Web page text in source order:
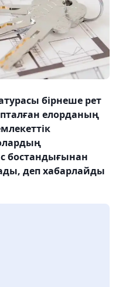
бірнеше рет
елорданың
бостандығынан
деп хабарлайды